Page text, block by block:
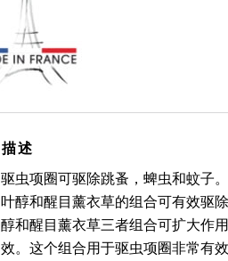
描述
驱虫项圈可驱除跳蚤，蜱虫和蚊子
叶醇和醒目薰衣草的组合可有效驱
醇和醒目薰衣草三者组合可扩大作
效。这个组合用于驱虫项圈非常有